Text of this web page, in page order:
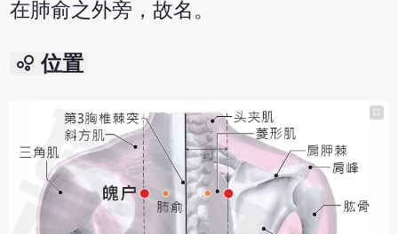
在肺俞之外旁，故名。
bubble_chart 位置